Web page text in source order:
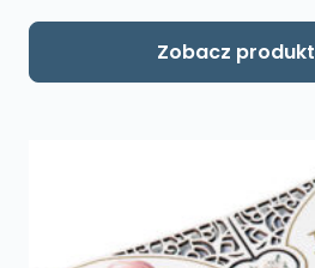
Zobacz produkt